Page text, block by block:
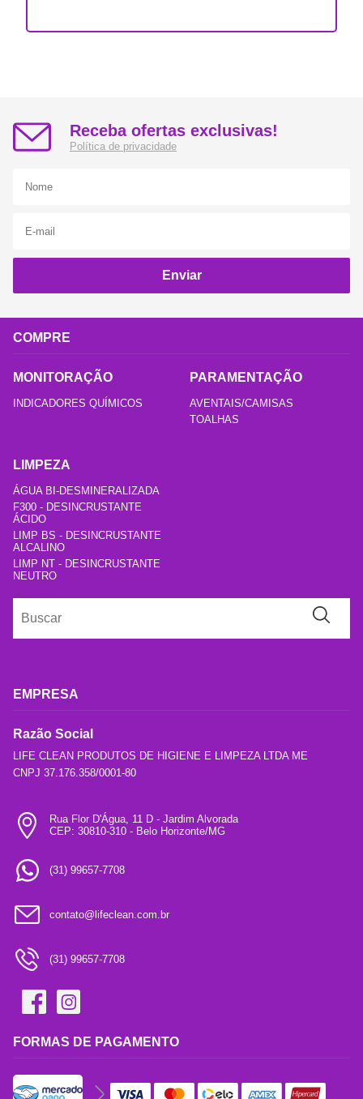
Receba ofertas exclusivas!
Política de privacidade
Enviar
COMPRE
MONITORAÇÃO
INDICADORES QUÍMICOS
PARAMENTAÇÃO
AVENTAIS/CAMISAS
TOALHAS
LIMPEZA
ÁGUA BI-DESMINERALIZADA
F300 - DESINCRUSTANTE
ÁCIDO
LIMP BS - DESINCRUSTANTE
ALCALINO
LIMP NT - DESINCRUSTANTE
NEUTRO
EMPRESA
Razão Social
LIFE CLEAN PRODUTOS DE HIGIENE E LIMPEZA LTDA ME
CNPJ 37.176.358/0001-80
Rua Flor D'Água, 11 D - Jardim Alvorada
CEP: 30810-310 - Belo Horizonte/MG
(31) 99657-7708
contato@lifeclean.com.br
(31) 99657-7708
FORMAS DE PAGAMENTO